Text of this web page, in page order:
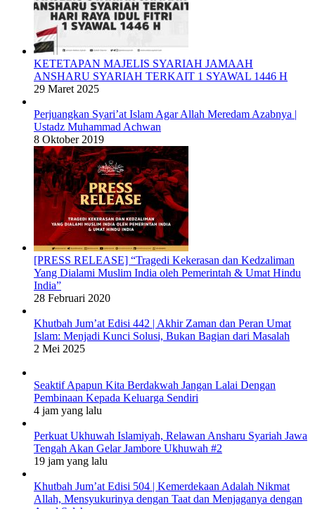
KETETAPAN MAJELIS SYARIAH JAMAAH
ANSHARU SYARIAH TERKAIT 1 SYAWAL 1446 H
29 Maret 2025
Perjuangkan Syari’at Islam Agar Allah Meredam Azabnya |
Ustadz Muhammad Achwan
8 Oktober 2019
[PRESS RELEASE] “Tragedi Kekerasan dan Kedzaliman
Yang Dialami Muslim India oleh Pemerintah & Umat Hindu
India”
28 Februari 2020
Khutbah Jum’at Edisi 442 | Akhir Zaman dan Peran Umat
Islam: Menjadi Kunci Solusi, Bukan Bagian dari Masalah
2 Mei 2025
Seaktif Apapun Kita Berdakwah Jangan Lalai Dengan
Pembinaan Kepada Keluarga Sendiri
4 jam yang lalu
Perkuat Ukhuwah Islamiyah, Relawan Ansharu Syariah Jawa
Tengah Akan Gelar Jambore Ukhuwah #2
19 jam yang lalu
Khutbah Jum’at Edisi 504 | Kemerdekaan Adalah Nikmat
Allah, Mensyukurinya dengan Taat dan Menjaganya dengan